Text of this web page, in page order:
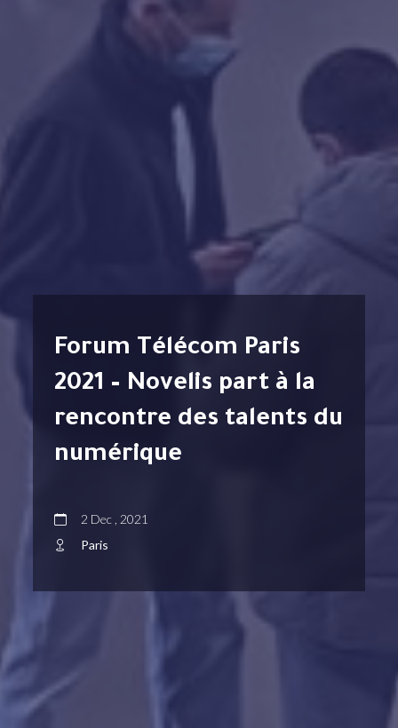
Forum Télécom Paris
2021 – Novelis part à la
rencontre des talents du
numérique
2 Dec , 2021
Paris